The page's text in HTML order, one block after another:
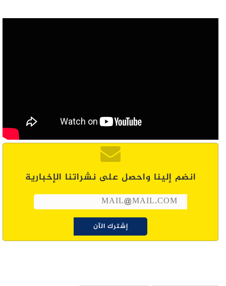
انضم إلينا واحصل على نشراتنا الإخبارية